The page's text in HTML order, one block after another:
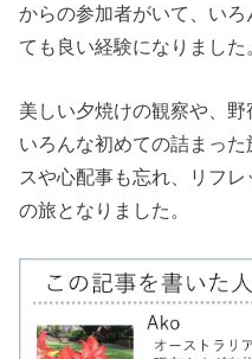
からの参加者がいて、い
ても良い経験になりました
美しい夕焼けの観察や、野
いろんな初めての詰まっ
スや心配事も忘れ、リフ
の旅となりました。